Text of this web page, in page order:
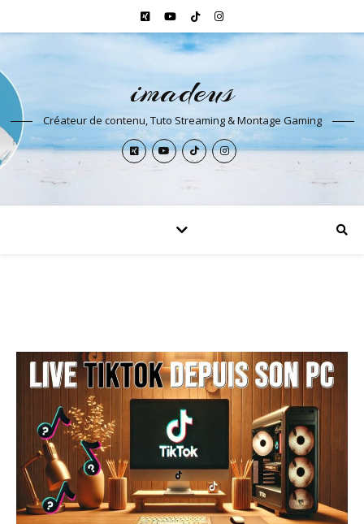
imadeus
Créateur de contenu, Tuto Streaming & Montage Gaming